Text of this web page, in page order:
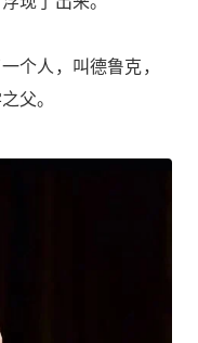
个人，叫德鲁克，
父。